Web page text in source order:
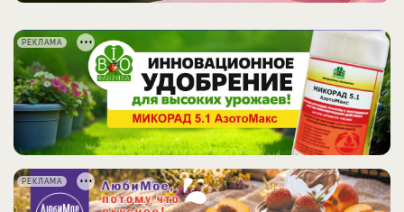
РЕКЛАМА
РЕКЛАМА